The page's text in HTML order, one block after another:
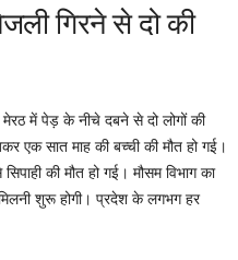
गिरने से दो की
में पेड़ के नीचे दबने से दो लोगों की
एक सात माह की बच्ची की मौत हो गई।
की मौत हो गई। मौसम विभाग का
शुरू होगी। प्रदेश के लगभग हर